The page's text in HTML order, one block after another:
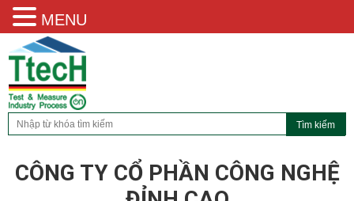
CÔNG TY CỔ PHẦN CÔNG NGHỆ
MENU